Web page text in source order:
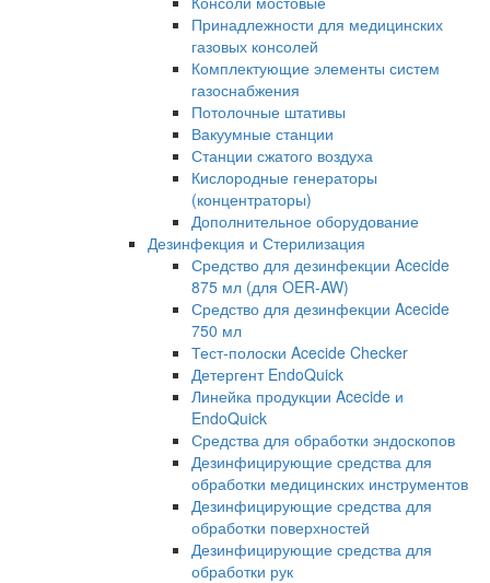
Принадлежности для медицинских
газовых консолей
Комплектующие элементы систем
газоснабжения
Потолочные штативы
Вакуумные станции
Станции сжатого воздуха
Кислородные генераторы
(концентраторы)
Дополнительное оборудование
Дезинфекция и Стерилизация
Средство для дезинфекции Acecide
875 мл (для OER-AW)
Средство для дезинфекции Acecide
750 мл
Тест-полоски Acecide Checker
Детергент EndoQuick
Линейка продукции Acecide и
EndoQuick
Средства для обработки эндоскопов
Дезинфицирующие средства для
обработки медицинских инструментов
Дезинфицирующие средства для
обработки поверхностей
Дезинфицирующие средства для
обработки рук